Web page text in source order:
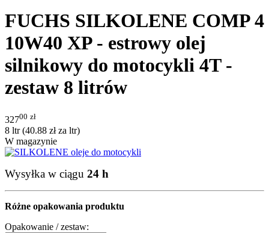
FUCHS SILKOLENE COMP 4
10W40 XP - estrowy olej
silnikowy do motocykli 4T -
zestaw 8 litrów
32700 zł
8 ltr (40.88 złza ltr)
W magazynie
Wysyłka w ciągu 24 h
Różne opakowania produktu
Opakowanie / zestaw: